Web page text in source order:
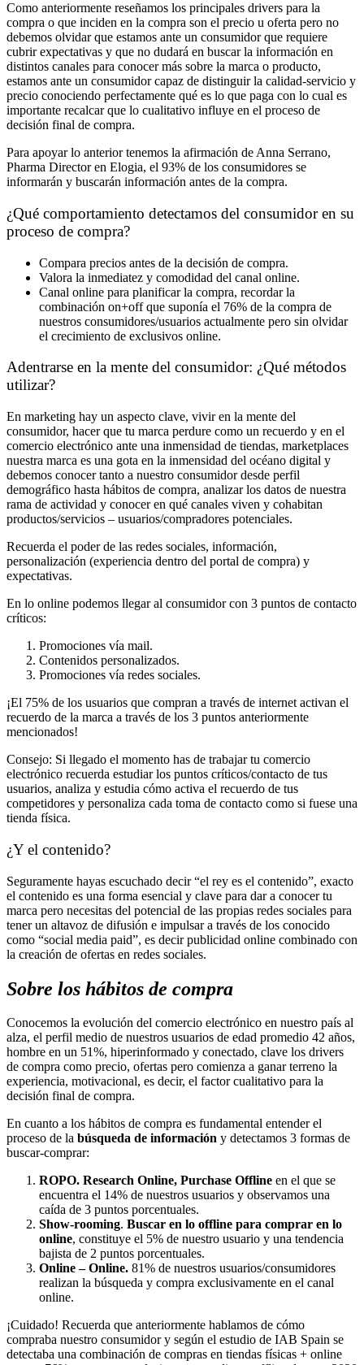
Como anteriormente reseñamos los principales drivers para la
compra o que inciden en la compra son el precio u oferta pero no
debemos olvidar que estamos ante un consumidor que requiere
cubrir expectativas y que no dudará en buscar la información en
distintos canales para conocer más sobre la marca o producto,
estamos ante un consumidor capaz de distinguir la calidad-servicio y
precio conociendo perfectamente qué es lo que paga con lo cual es
importante recalcar que lo cualitativo influye en el proceso de
decisión final de compra.
Para apoyar lo anterior tenemos la afirmación de Anna Serrano,
Pharma Director en Elogia, el 93% de los consumidores se
informarán y buscarán información antes de la compra.
¿Qué comportamiento detectamos del consumidor en su
proceso de compra?
Compara precios antes de la decisión de compra.
Valora la inmediatez y comodidad del canal online.
Canal online para planificar la compra, recordar la
combinación on+off que suponía el 76% de la compra de
nuestros consumidores/usuarios actualmente pero sin olvidar
el crecimiento de exclusivos online.
Adentrarse en la mente del consumidor: ¿Qué métodos
utilizar?
En marketing hay un aspecto clave, vivir en la mente del
consumidor, hacer que tu marca perdure como un recuerdo y en el
comercio electrónico ante una inmensidad de tiendas, marketplaces
nuestra marca es una gota en la inmensidad del océano digital y
debemos conocer tanto a nuestro consumidor desde perfil
demográfico hasta hábitos de compra, analizar los datos de nuestra
rama de actividad y conocer en qué canales viven y cohabitan
productos/servicios – usuarios/compradores potenciales.
Recuerda el poder de las redes sociales, información,
personalización (experiencia dentro del portal de compra) y
expectativas.
En lo online podemos llegar al consumidor con 3 puntos de contacto
críticos:
Promociones vía mail.
Contenidos personalizados.
Promociones vía redes sociales.
¡El 75% de los usuarios que compran a través de internet activan el
recuerdo de la marca a través de los 3 puntos anteriormente
mencionados!
Consejo: Si llegado el momento has de trabajar tu comercio
electrónico recuerda estudiar los puntos críticos/contacto de tus
usuarios, analiza y estudia cómo activa el recuerdo de tus
competidores y personaliza cada toma de contacto como si fuese una
tienda física.
¿Y el contenido?
Seguramente hayas escuchado decir “el rey es el contenido”, exacto
el contenido es una forma esencial y clave para dar a conocer tu
marca pero necesitas del potencial de las propias redes sociales para
tener un altavoz de difusión e impulsar a través de los conocido
como “social media paid”, es decir publicidad online combinado con
la creación de ofertas en redes sociales.
Sobre los hábitos de compra
Conocemos la evolución del comercio electrónico en nuestro país al
alza, el perfil medio de nuestros usuarios de edad promedio 42 años,
hombre en un 51%, hiperinformado y conectado, clave los drivers
de compra como precio, ofertas pero comienza a ganar terreno la
experiencia, motivacional, es decir, el factor cualitativo para la
decisión final de compra.
En cuanto a los hábitos de compra es fundamental entender el
proceso de la búsqueda de información y detectamos 3 formas de
buscar-comprar:
ROPO. Research Online, Purchase Offline en el que se
encuentra el 14% de nuestros usuarios y observamos una
caída de 3 puntos porcentuales.
Show-rooming. Buscar en lo offline para comprar en lo
online, constituye el 5% de nuestro usuario y una tendencia
bajista de 2 puntos porcentuales.
Online – Online. 81% de nuestros usuarios/consumidores
realizan la búsqueda y compra exclusivamente en el canal
online.
¡Cuidado! Recuerda que anteriormente hablamos de cómo
compraba nuestro consumidor y según el estudio de IAB Spain se
detectaba una combinación de compras en tiendas físicas + online